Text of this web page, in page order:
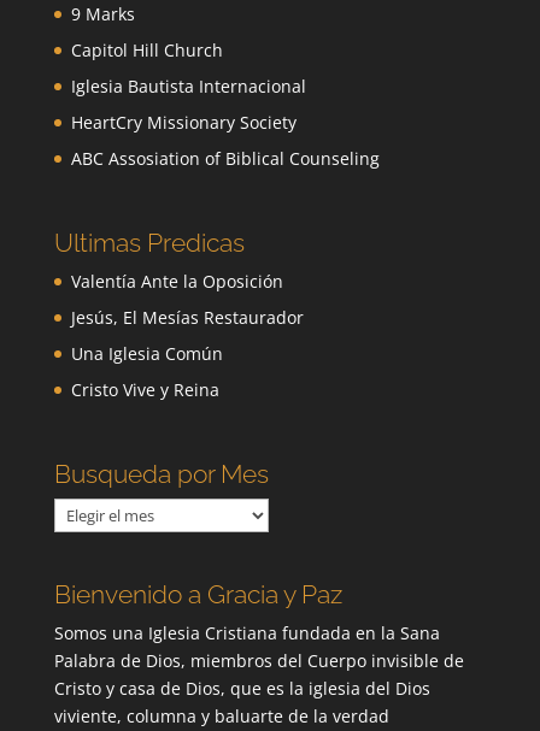
9 Marks
Capitol Hill Church
Iglesia Bautista Internacional
HeartCry Missionary Society
ABC Assosiation of Biblical Counseling
Ultimas Predicas
Valentía Ante la Oposición
Jesús, El Mesías Restaurador
Una Iglesia Común
Cristo Vive y Reina
Busqueda por Mes
Busqueda
por
Bienvenido a Gracia y Paz
Somos una Iglesia Cristiana fundada en la Sana
Palabra de Dios, miembros del Cuerpo invisible de
Cristo y casa de Dios, que es la iglesia del Dios
viviente, columna y baluarte de la verdad